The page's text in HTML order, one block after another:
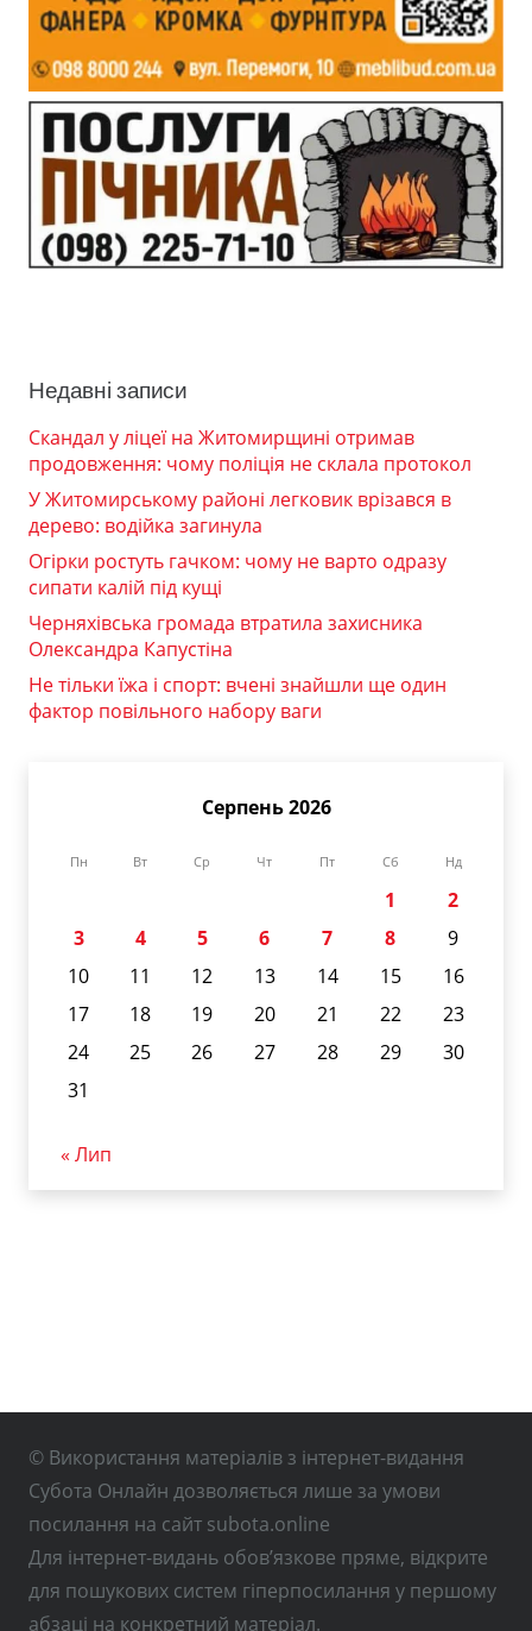
Недавні записи
Скандал у ліцеї на Житомирщині отримав
продовження: чому поліція не склала протокол
У Житомирському районі легковик врізався в
дерево: водійка загинула
Огірки ростуть гачком: чому не варто одразу
сипати калій під кущі
Черняхівська громада втратила захисника
Олександра Капустіна
Не тільки їжа і спорт: вчені знайшли ще один
фактор повільного набору ваги
Серпень 2026
Пн Вт Ср Чт Пт Сб Нд
1
2
3
4 5 6 7 8
9
10
11 12 13 14 15
16
17
18 19 20 21 22
23
24
25 26 27 28 29
30
31
« Лип
© Використання матеріалів з інтернет-видання
Субота Онлайн дозволяється лише за умови
посилання на сайт subota.online
Для інтернет-видань обов’язкове пряме, відкрите
для пошукових систем гіперпосилання у першому
абзаці на конкретний матеріал.